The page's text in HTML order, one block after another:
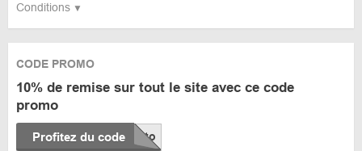
Conditions
CODE PROMO
10% de remise sur tout le site avec ce code
promo
Profitez du code